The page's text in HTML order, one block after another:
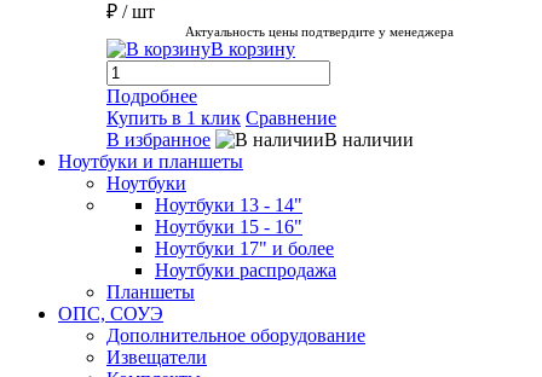
₽ / шт
Актуальность цены подтвердите у менеджера
В корзину
Подробнее
Купить в 1 клик Сравнение
В избранное
В наличии
Ноутбуки и планшеты
Ноутбуки
Ноутбуки 13 - 14"
Ноутбуки 15 - 16"
Ноутбуки 17" и более
Ноутбуки распродажа
Планшеты
ОПС, СОУЭ
Дополнительное оборудование
Извещатели